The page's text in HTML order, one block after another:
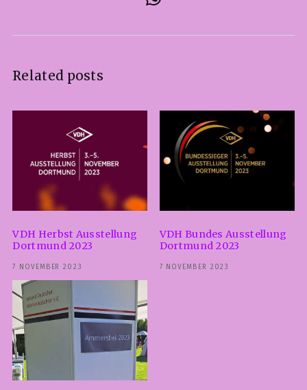
Related posts
VDH Herbst Ausstellung
Dortmund 2023
7 NOVEMBER 2023
VDH Bundes Ausstellung
Dortmund 2023
7 NOVEMBER 2023